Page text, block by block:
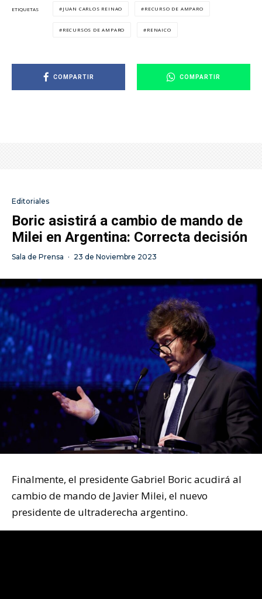
ETIQUETAS JUAN CARLOS REINAO RECURSO DE AMPARO
RECURSOS DE AMPARO RENAICO
COMPARTIR COMPARTIR
Editoriales
Boric asistirá a cambio de mando de
Milei en Argentina: Correcta decisión
Sala de Prensa · 23 de Noviembre 2023
Finalmente, el presidente Gabriel Boric acudirá al
cambio de mando de Javier Milei, el nuevo
presidente de ultraderecha argentino.